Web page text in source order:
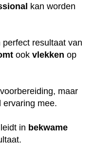
kan worden
resultaat van
ook vlekken op
maar
ervaring mee.
in bekwame